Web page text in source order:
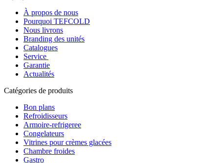
À propos de nous
Pourquoi TEFCOLD
Nous livrons
Branding des unités
Catalogues
Service
Garantie
Actualités
Catégories de produits
Bon plans
Refroidisseurs
Armoire-refrigeree
Congelateurs
Vitrines pour crèmes glacées
Chambre froides
Gastro